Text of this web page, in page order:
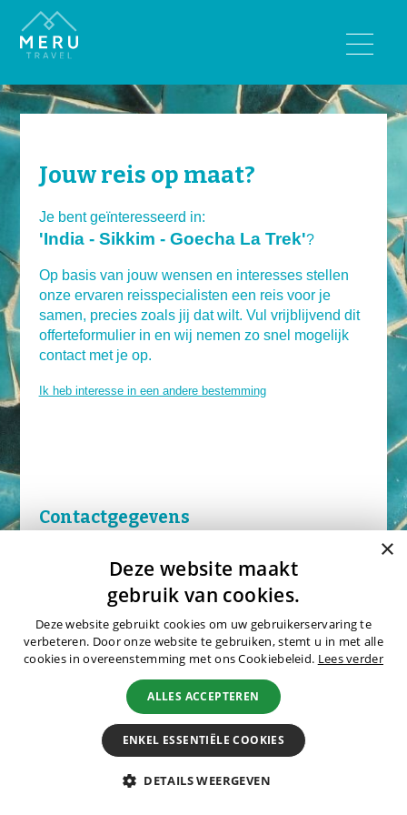
BESTEMMINGEN
India
Sri Lanka
Tibet
REISTYPES
Wandelreizen
Rondreizen
Familiereizen
Fotografiereizen
OFFERTE
BLOGS
OVER MERU
Wie zijn wij?
Waarom Meru
Jouw reis op maat?
Je bent geïnteresseerd in:
'India - Sikkim - Goecha La Trek'?
Op basis van jouw wensen en interesses stellen
onze ervaren reisspecialisten een reis voor je
samen, precies zoals jij dat wilt. Vul vrijblijvend dit
offerteformulier in en wij nemen zo snel mogelijk
contact met je op.
Ik heb interesse in een andere bestemming
Contactgegevens
Naam:
×
Deze website maakt
gebruik van cookies.
Deze website gebruikt cookies om uw gebruikerservaring te
verbeteren. Door onze website te gebruiken, stemt u in met alle
cookies in overeenstemming met ons Cookiebeleid. Lees verder
ALLES ACCEPTEREN
ENKEL ESSENTIËLE COOKIES
DETAILS WEERGEVEN